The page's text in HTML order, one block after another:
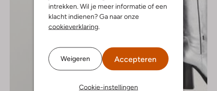
intrekken. Wil je meer informatie of een
klacht indienen? Ga naar onze
cookieverklaring
Weigeren Accepteren
Cookie-instellingen